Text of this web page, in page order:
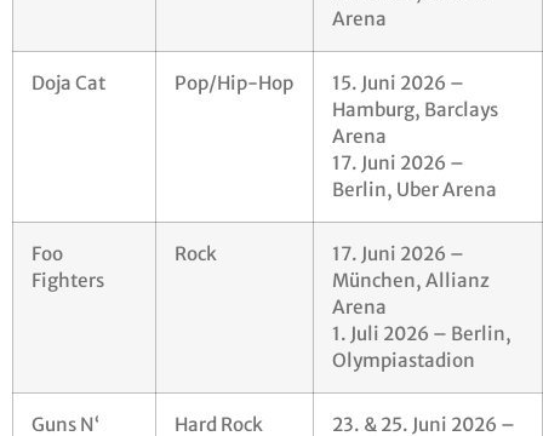
Arena
Doja Cat Pop/Hip-Hop
15. Juni 2026 –
Hamburg, Barclays
Arena
17. Juni 2026 –
Berlin, Uber Arena
Foo
Fighters
Rock
17. Juni 2026 –
München, Allianz
Arena
1. Juli 2026 – Berlin,
Olympiastadion
Guns N‘
Hard Rock
23. & 25. Juni 2026 –